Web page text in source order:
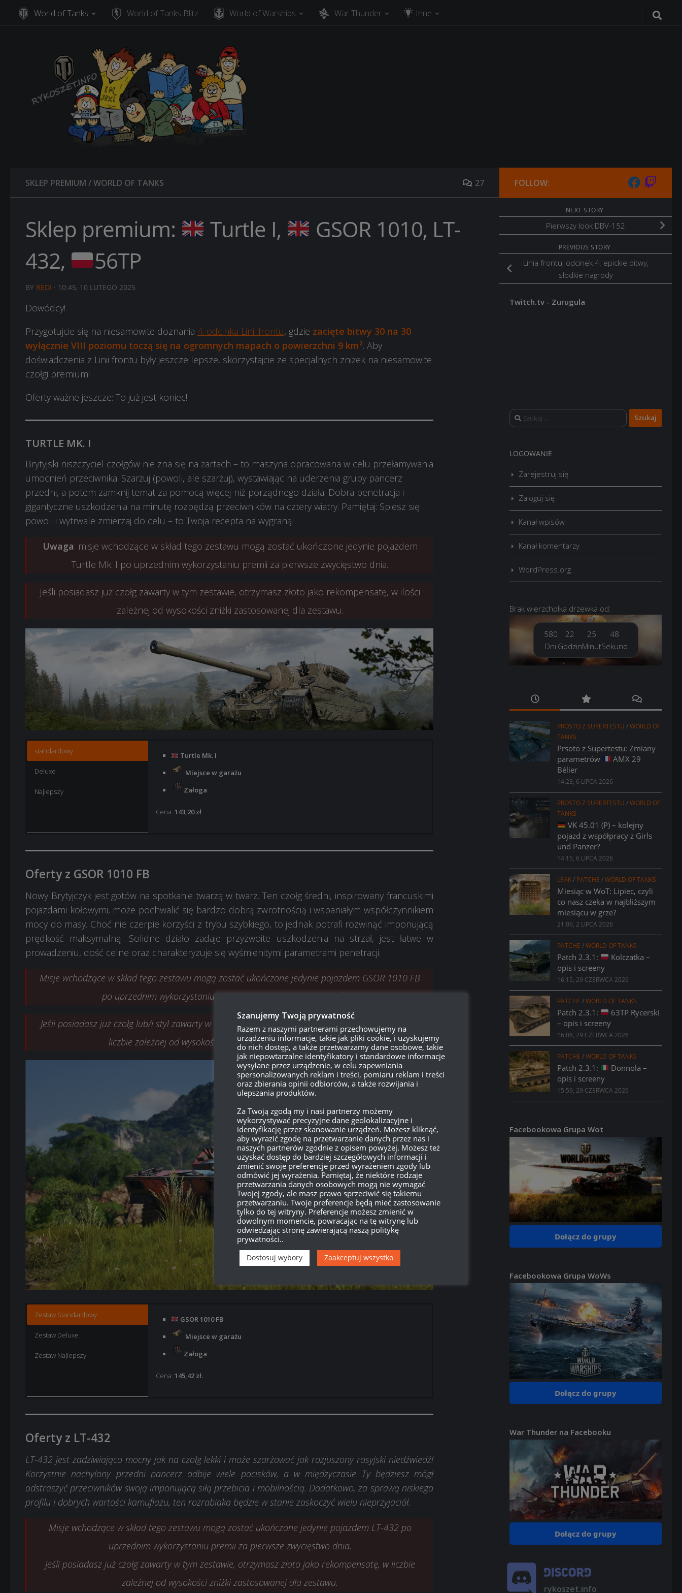
Skip to content
World of Tanks World of Tanks Blitz World of Warships War Thunder Inne
SKLEP PREMIUM /WORLD OF TANKS 27
Sklep premium: Turtle I,
GSOR 1010, LT-
432,
56TP
BY REDI · 10:45, 10 LUTEGO 2025
Dowódcy!
Przygotujcie się na niesamowite doznania 4. odcinka Linii frontu, gdzie zacięte bitwy 30 na 30
wyłącznie VIII poziomu toczą się na ogromnych mapach o powierzchni 9 km². Aby
doświadczenia z Linii frontu były jeszcze lepsze, skorzystajcie ze specjalnych zniżek na niesamowite
czołgi premium!
Oferty ważne jeszcze: To już jest koniec!
TURTLE MK. I
Brytyjski niszczyciel czołgów nie zna się na żartach – to maszyna opracowana w celu przełamywania
umocnień przeciwnika. Szarżuj (powoli, ale szarżuj), wystawiając na uderzenia gruby pancerz
przedni, a potem zamknij temat za pomocą więcej-niż-porządnego działa. Dobra penetracja i
gigantyczne uszkodzenia na minutę rozpędzą przeciwników na cztery wiatry. Pamiętaj: Spiesz się
powoli i wytrwale zmierzaj do celu – to Twoja recepta na wygraną!
Uwaga: misje wchodzące w skład tego zestawu mogą zostać ukończone jedynie pojazdem
Turtle Mk. I po uprzednim wykorzystaniu premii za pierwsze zwycięstwo dnia.
Jeśli posiadasz już czołg zawarty w tym zestawie, otrzymasz złoto jako rekompensatę, w ilości
zależnej od wysokości zniżki zastosowanej dla zestawu.
standardowy
Deluxe
Najlepszy
Turtle Mk. I
Miejsce w garażu
Załoga
Cena: 143,20 zł
Styl 2D: Zima
20x Misja: 5x PD za zwycięstwo
5x Książeczka szkoleniowa (Wielka Brytania)
40x Misja 3× PD załogi zdobywanych w bitwie dla Turtle Mk. I
Cena:211,80 zł
Styl 2D: Rusznikarz
20x Misja: 5x PD za zwycięstwo
5x Książeczka uniwersalna
40x Misja 3× PD załogi zdobywanych w bitwie dla Turtle Mk. I
Cena:233,08 zł
Oferty z GSOR 1010 FB
Nowy Brytyjczyk jest gotów na spotkanie twarzą w twarz. Ten czołg średni, inspirowany francuskimi
pojazdami kołowymi, może pochwalić się bardzo dobrą zwrotnością i wspaniałym współczynnikiem
mocy do masy. Choć nie czerpie korzyści z trybu szybkiego, to jednak potrafi rozwinąć imponującą
prędkość maksymalną. Solidne działo zadaje przyzwoite uszkodzenia na strzał, jest łatwe w
prowadzeniu, dość celne oraz charakteryzuje się wyśmienitymi parametrami penetracji.
Misje wchodzące w skład tego zestawu mogą zostać ukończone jedynie pojazdem GSOR 1010 FB
po uprzednim wykorzystaniu premii za pierwsze zwycięstwo dnia.
Jeśli posiadasz już czołg lub/i styl zawarty w tym zestawie, otrzymasz złoto jako rekompensatę, w
liczbie zależnej od wysokości zniżki zastosowanej dla zestawu.
Zestaw Standardowy
Zestaw Deluxe
Zestaw Najlepszy
GSOR 1010 FB
Miejsce w garażu
Załoga
Cena: 145,42 zł.
Styl 2D:Zima
20x Misja: 5x PD za zwycięstwo
5x Książeczka szkoleniowa (Wielka Brytania)
Styl 2D: Rusznikarz
20x Misja: 5x PD za zwycięstwo
5x Książeczka uniwersalna
Oferty z LT-432
LT-432 jest zadziwiająco mocny jak na czołg lekki i może szarżować jak rozjuszony rosyjski niedźwiedź!
Korzystnie nachylony przedni pancerz odbije wiele pocisków, a w międzyczasie Ty będziesz mógł
odstraszyć przeciwników swoją imponującą siłą przebicia i mobilnością. Dodatkowo, za sprawą niskiego
profilu ​​i dobrych wartości kamuflażu, ten rozrabiaka będzie w stanie zaskoczyć wielu nieprzyjaciół.
Misje wchodzące w skład tego zestawu mogą zostać ukończone jedynie pojazdem LT-432 po
uprzednim wykorzystaniu premii za pierwsze zwycięstwo dnia.
Jeśli posiadasz już czołg zawarty w tym zestawie, otrzymasz złoto jako rekompensatę, w liczbie
zależnej od wysokości zniżki zastosowanej dla zestawu.
FOLLOW:
NEXT STORY
Pierwszy look DBV-152
PREVIOUS STORY
Linia frontu, odcinek 4: epickie bitwy,
słodkie nagrody
Twitch.tv - Zurugula
Szukaj:
LOGOWANIE
Zarejestruj się
Zaloguj się
Kanał wpisów
Kanał komentarzy
WordPress.org
Brak wierzchołka drzewka od:
580
Dni
22
Godzin
25
Minut
49
Sekund
PROSTO Z SUPERTESTU /WORLD OF
TANKS
Prsoto z Supertestu: Zmiany
parametrów
AMX 29
Bélier
14:23, 6 LIPCA 2026
PROSTO Z SUPERTESTU /WORLD OF
TANKS
VK 45.01 (P) – kolejny
pojazd z współpracy z Girls
und Panzer?
14:15, 6 LIPCA 2026
LEAK/ PATCHE /WORLD OF TANKS
Miesiąc w WoT: Lipiec, czyli
co nasz czeka w najbliższym
miesiącu w grze?
21:09, 2 LIPCA 2026
PATCHE /WORLD OF TANKS
Patch 2.3.1:
Kolczatka –
opis i screeny
16:15, 29 CZERWCA 2026
PATCHE /WORLD OF TANKS
Patch 2.3.1:
63TP Rycerski
– opis i screeny
16:08, 29 CZERWCA 2026
PATCHE /WORLD OF TANKS
Patch 2.3.1:
Donnola –
opis i screeny
15:59, 29 CZERWCA 2026
Facebookowa Grupa Wot
Dołącz do grupy
Facebookowa Grupa WoWs
Dołącz do grupy
War Thunder na Facebooku
Dołącz do grupy
rykoszet.info
Szanujemy Twoją prywatność
Razem z naszymi partnerami przechowujemy na
urządzeniu informacje, takie jak pliki cookie, i uzyskujemy
do nich dostęp, a także przetwarzamy dane osobowe, takie
jak niepowtarzalne identyfikatory i standardowe informacje
wysyłane przez urządzenie, w celu zapewniania
spersonalizowanych reklam i treści, pomiaru reklam i treści
oraz zbierania opinii odbiorców, a także rozwijania i
ulepszania produktów.
Za Twoją zgodą my i nasi partnerzy możemy
wykorzystywać precyzyjne dane geolokalizacyjne i
identyfikację przez skanowanie urządzeń. Możesz kliknąć,
aby wyrazić zgodę na przetwarzanie danych przez nas i
naszych partnerów zgodnie z opisem powyżej. Możesz też
uzyskać dostęp do bardziej szczegółowych informacji i
zmienić swoje preferencje przed wyrażeniem zgody lub
odmówić jej wyrażenia. Pamiętaj, że niektóre rodzaje
przetwarzania danych osobowych mogą nie wymagać
Twojej zgody, ale masz prawo sprzeciwić się takiemu
przetwarzaniu. Twoje preferencje będą mieć zastosowanie
tylko do tej witryny. Preferencje możesz zmienić w
dowolnym momencie, powracając na tę witrynę lub
odwiedzając stronę zawierającą naszą politykę
prywatności..
Dostosuj wybory Zaakceptuj wszystko